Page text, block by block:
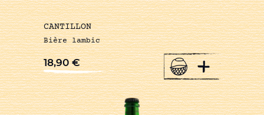
CANTILLON
Bière lambic
18,90€ +